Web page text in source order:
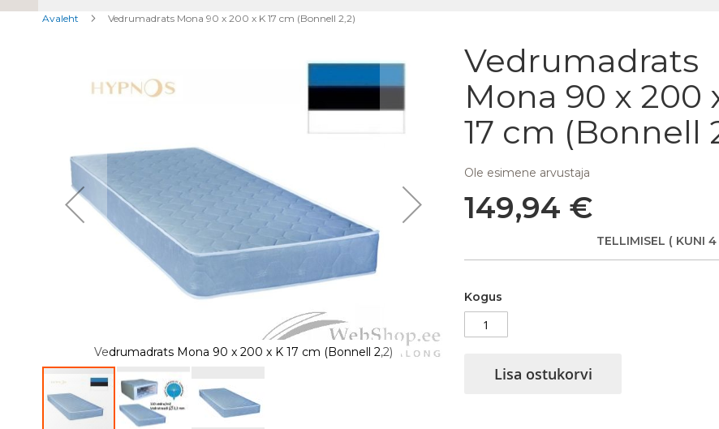
Avaleht Vedrumadrats Mona 90 x 200 x K 17 cm (Bonnell 2,2)
gallery
Vedrumadrats Mona 90 x 200 x K 17 cm (Bonnell 2,2)
Vedrumadrats
Mona 90 x 200
17 cm (Bonnell
Ole esimene arvustaja
149,94 €
TELLIMISEL ( KUNI
Kogus
Lisa ostukorvi